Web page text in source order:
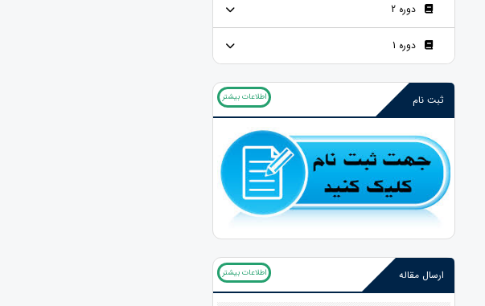
دوره 2
دوره 1
ثبت نام اطلاعات بیشتر
ارسال مقاله اطلاعات بیشتر